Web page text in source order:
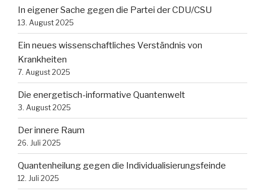
In eigener Sache gegen die Partei der CDU/CSU
13. August 2025
Ein neues wissenschaftliches Verständnis von
Krankheiten
7. August 2025
Die energetisch-informative Quantenwelt
3. August 2025
Der innere Raum
26. Juli 2025
Quantenheilung gegen die Individualisierungsfeinde
12. Juli 2025